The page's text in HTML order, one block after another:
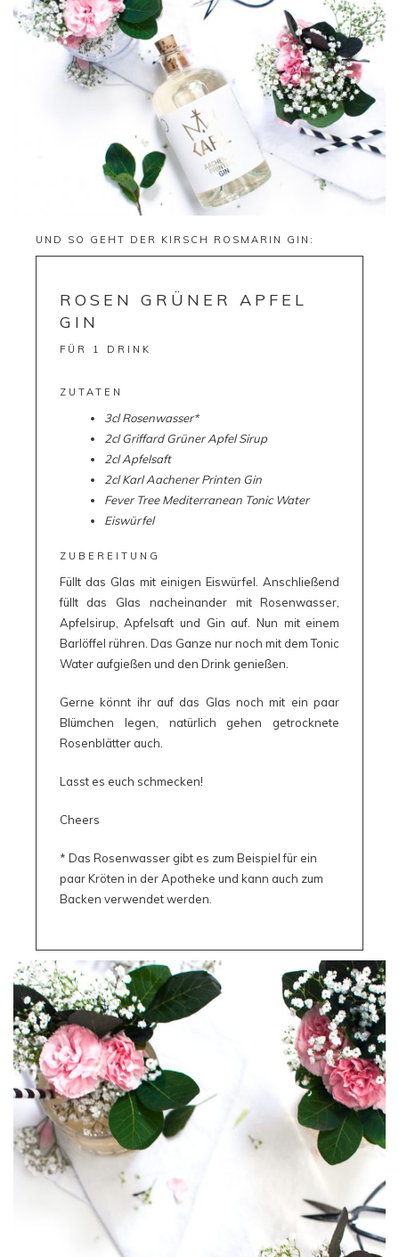
UND SO GEHT DER KIRSCH ROSMARIN GIN:
ROSEN GRÜNER APFEL
GIN
FÜR 1 DRINK
ZUTATEN
3cl Rosenwasser*
2cl Griffard Grüner Apfel Sirup
2cl Apfelsaft
2cl Karl Aachener Printen Gin
Fever Tree Mediterranean Tonic Water
Eiswürfel
ZUBEREITUNG
Füllt das Glas mit einigen Eiswürfel. Anschließend
füllt das Glas nacheinander mit Rosenwasser,
Apfelsirup, Apfelsaft und Gin auf. Nun mit einem
Barlöffel rühren. Das Ganze nur noch mit dem Tonic
Water aufgießen und den Drink genießen.
Gerne könnt ihr auf das Glas noch mit ein paar
Blümchen legen, natürlich gehen getrocknete
Rosenblätter auch.
Lasst es euch schmecken!
Cheers
* Das Rosenwasser gibt es zum Beispiel für ein
paar Kröten in der Apotheke und kann auch zum
Backen verwendet werden.